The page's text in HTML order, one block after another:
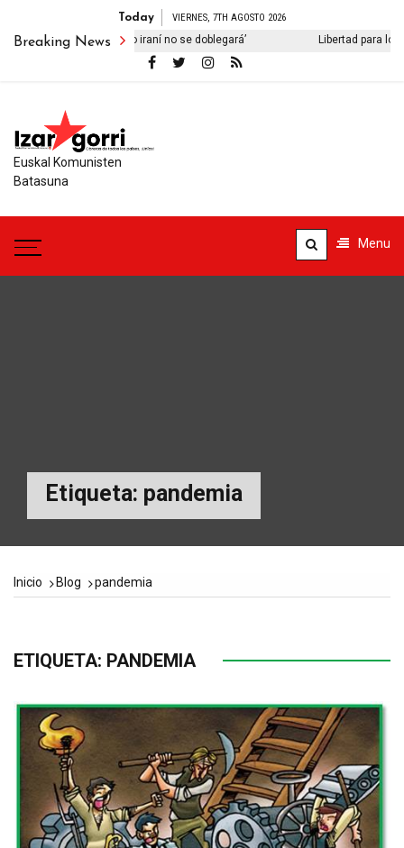
Today VIERNES, 7TH AGOSTO 2026
Breaking News
su libro ‘El viejo pueblo iraní no se doblegará’ Libertad para los
Euskal Komunisten
Batasuna
Menu
Etiqueta: pandemia
Inicio Blog pandemia
ETIQUETA: PANDEMIA